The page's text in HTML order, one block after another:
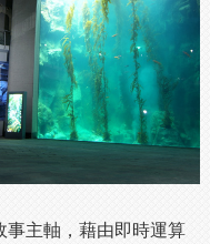
事主軸，藉由即時運算